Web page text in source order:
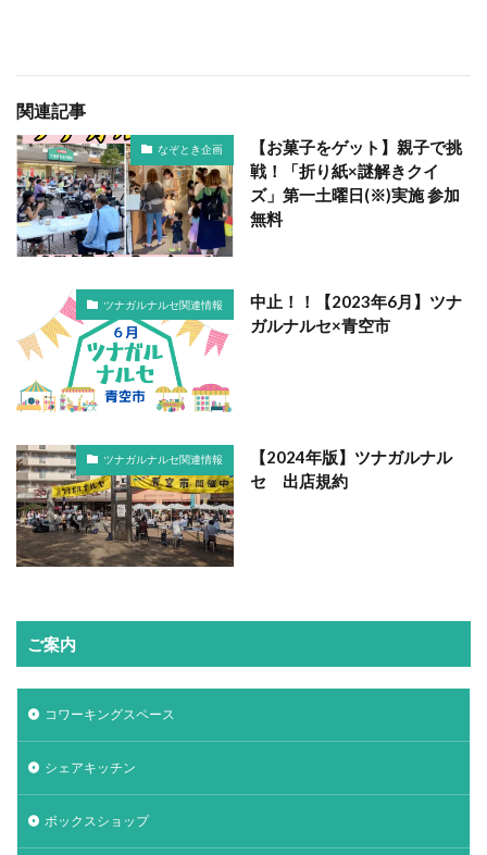
関連記事
なぞとき企画
【お菓子をゲット】親子で挑
戦！「折り紙×謎解きクイ
ズ」第一土曜日(※)実施 参加
無料
ツナガルナルセ関連情報
中止！！【2023年6月】ツナ
ガルナルセ×青空市
ツナガルナルセ関連情報
【2024年版】ツナガルナル
セ 出店規約
ご案内
コワーキングスペース
シェアキッチン
ボックスショップ